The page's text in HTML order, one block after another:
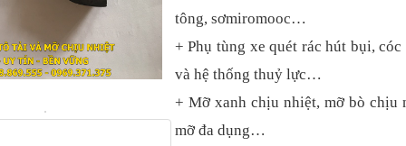
tông, sơmiromooc…
+ Phụ tùng xe quét rác hút bụi,
và hệ thống thuỷ lực…
+ Mỡ xanh chịu nhiệt, mỡ bò chịu
mỡ đa dụng…